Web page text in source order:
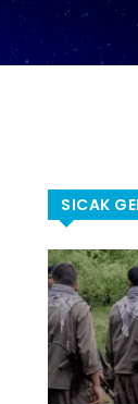
SICAK